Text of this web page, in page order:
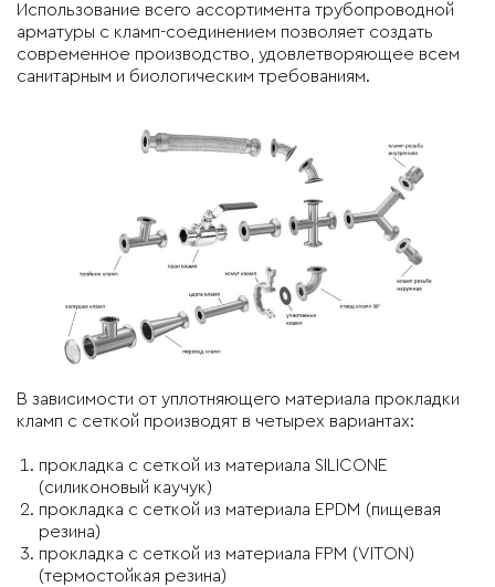
Использование всего ассортимента трубопроводной
арматуры с кламп-соединением позволяет создать
современное производство, удовлетворяющее всем
санитарным и биологическим требованиям.
В зависимости от уплотняющего материала прокладки
кламп с сеткой производят в четырех вариантах:
прокладка с сеткой из материала SILICONE
(силиконовый каучук)
прокладка с сеткой из материала EPDM (пищевая
резина)
прокладка с сеткой из материала FPM (VITON)
(термостойкая резина)